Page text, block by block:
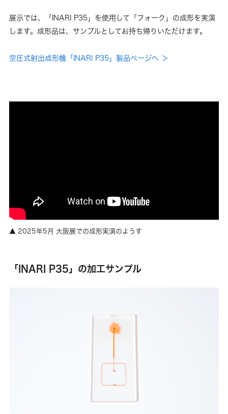
展示では、「INARI P35」を使用して「フォーク」の成形を実演
します。成形品は、サンプルとしてお持ち帰りいただけます。
空圧式射出成形機「INARI P35」製品ページへ ＞
2025年5月 大阪展での成形実演のようす
「INARI P35」の加工サンプル